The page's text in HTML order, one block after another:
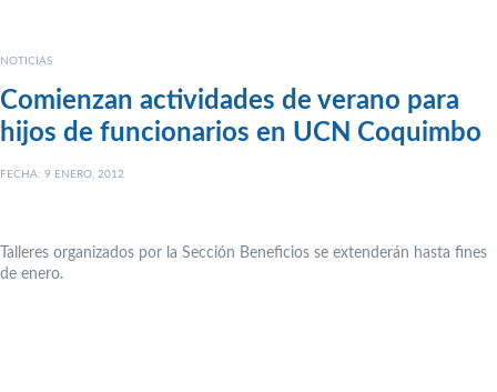
NOTICIAS
Comienzan actividades de verano para
hijos de funcionarios en UCN Coquimbo
FECHA: 9 ENERO, 2012
Talleres organizados por la Sección Beneficios se extenderán hasta fines
de enero.